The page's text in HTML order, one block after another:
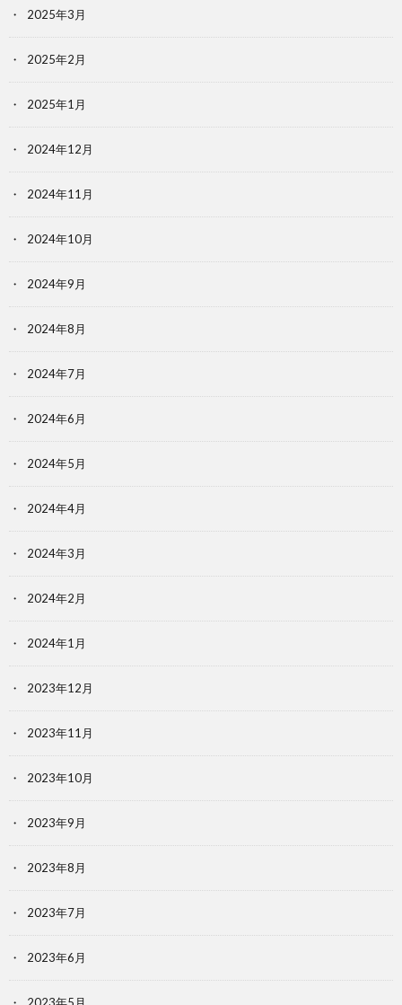
2025年3月
2025年2月
2025年1月
2024年12月
2024年11月
2024年10月
2024年9月
2024年8月
2024年7月
2024年6月
2024年5月
2024年4月
2024年3月
2024年2月
2024年1月
2023年12月
2023年11月
2023年10月
2023年9月
2023年8月
2023年7月
2023年6月